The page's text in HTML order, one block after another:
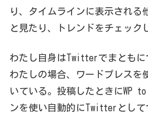
り、タイムラインに表示される
と見たり、トレンドをチェック
わたし自身はTwitterでまともに
わたしの場合、ワードプレスを
いている。投稿したときにWP
ンを使い自動的にTwitterとして